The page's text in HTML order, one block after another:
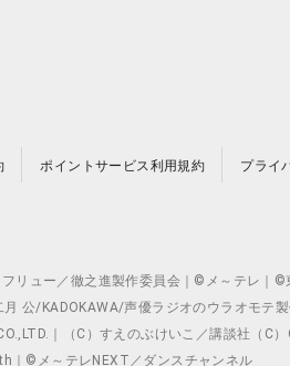
ポイントサービス利用規約 プライ
ュー／徹之進製作委員会｜©メ～テレ｜©
公/KADOKAWA/声優ラジオのウラオモテ
｜（C）すえのぶけいこ／講談社（C
｜©メ～テレNEXT／ダンスチャンネル